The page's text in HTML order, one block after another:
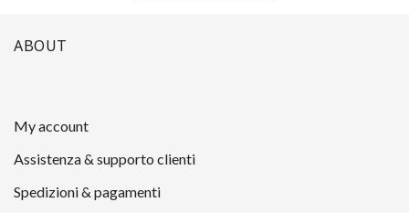
ABOUT
My account
Assistenza & supporto clienti
Spedizioni & pagamenti